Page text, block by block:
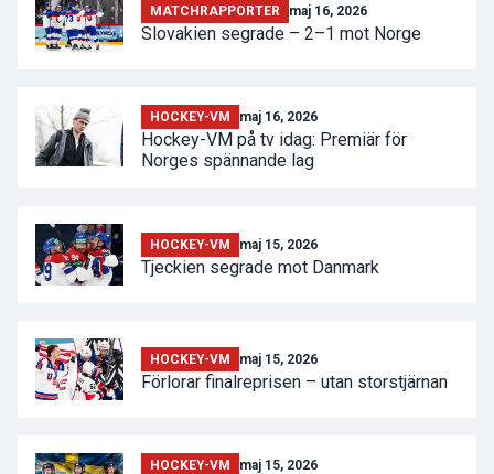
MATCHRAPPORTER maj 16, 2026
Slovakien segrade – 2–1 mot Norge
HOCKEY-VM maj 16, 2026
Hockey-VM på tv idag: Premiär för
Norges spännande lag
HOCKEY-VM maj 15, 2026
Tjeckien segrade mot Danmark
HOCKEY-VM maj 15, 2026
Förlorar finalreprisen – utan storstjärnan
HOCKEY-VM maj 15, 2026